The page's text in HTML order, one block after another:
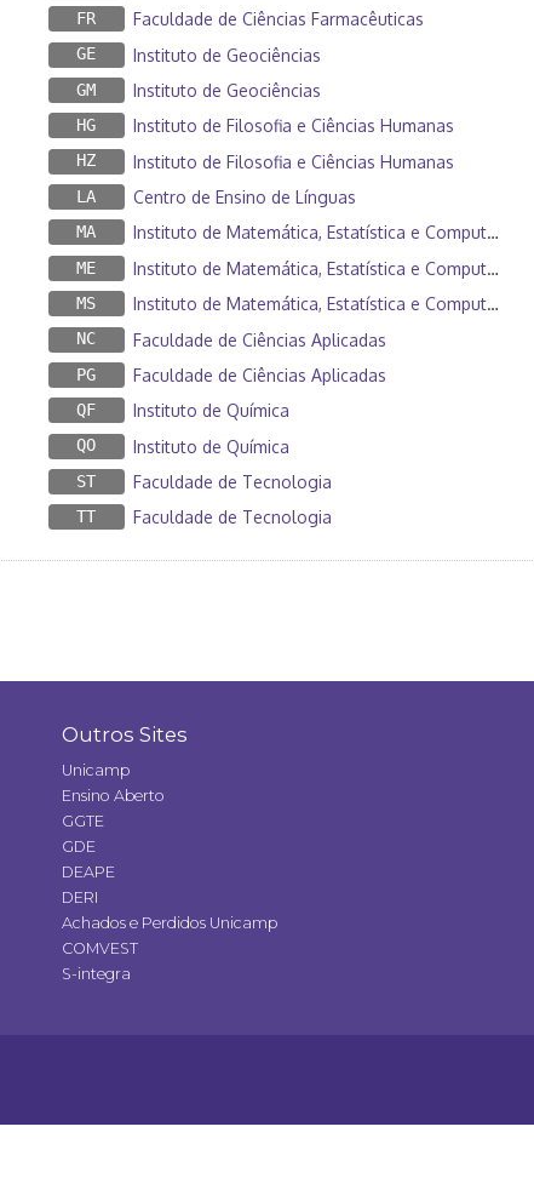
FR Faculdade de Ciências Farmacêuticas
GE Instituto de Geociências
GM Instituto de Geociências
HG Instituto de Filosofia e Ciências Humanas
HZ Instituto de Filosofia e Ciências Humanas
LA Centro de Ensino de Línguas
MA Instituto de Matemática, Estatística e Computação Científica
ME Instituto de Matemática, Estatística e Computação Científica
MS Instituto de Matemática, Estatística e Computação Científica
NC Faculdade de Ciências Aplicadas
PG Faculdade de Ciências Aplicadas
QF Instituto de Química
QO Instituto de Química
ST Faculdade de Tecnologia
TT Faculdade de Tecnologia
Outros Sites
Unicamp
Ensino Aberto
GGTE
GDE
DEAPE
DERI
Achados e Perdidos Unicamp
COMVEST
S-integra